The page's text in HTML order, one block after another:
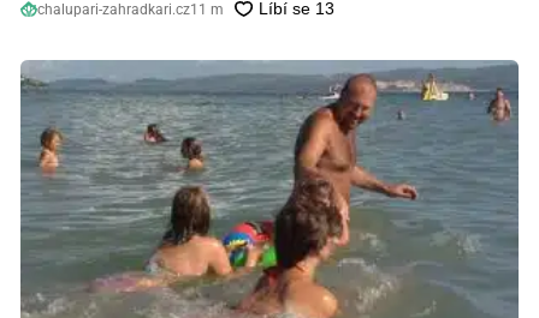
chalupari-zahradkari.cz11 m